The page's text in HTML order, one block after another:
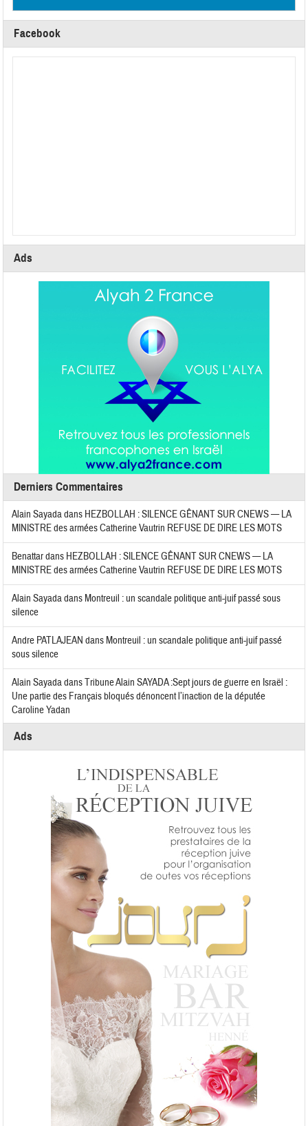
Facebook
Ads
Derniers Commentaires
Alain Sayadadans HEZBOLLAH : SILENCE GÊNANT SUR CNEWS — LA
MINISTRE des armées Catherine Vautrin REFUSE DE DIRE LES MOTS
Benattardans HEZBOLLAH : SILENCE GÊNANT SUR CNEWS — LA
MINISTRE des armées Catherine Vautrin REFUSE DE DIRE LES MOTS
Alain Sayadadans Montreuil : un scandale politique anti-juif passé sous
silence
Andre PATLAJEAN dans Montreuil : un scandale politique anti-juif passé
sous silence
Alain SayadadansTribune Alain SAYADA :Sept jours de guerre en Israël :
Une partie des Français bloqués dénoncent l’inaction de la députée
Caroline Yadan
Ads